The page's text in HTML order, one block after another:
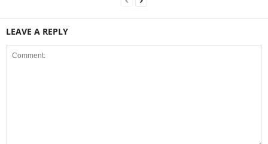
LEAVE A REPLY